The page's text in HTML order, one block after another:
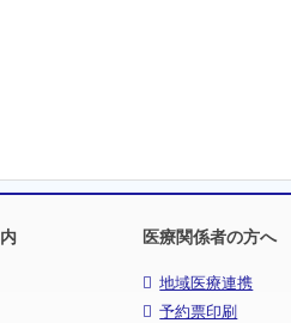
医療関係者の方へ
地域医療連携
予約票印刷